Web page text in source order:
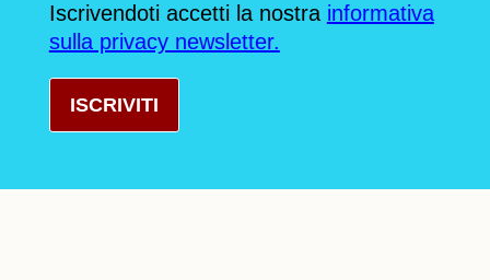
Iscrivendoti accetti la nostra informativa
sulla privacy newsletter.
ISCRIVITI